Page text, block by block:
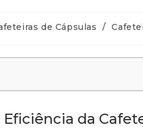
de Cápsulas /
Eficiência da